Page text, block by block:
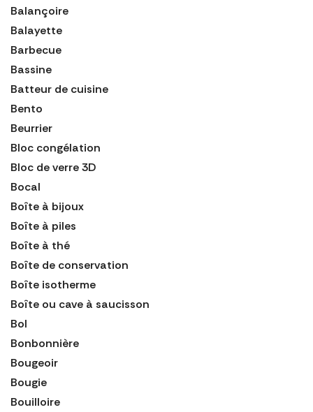
Balançoire
Balayette
Barbecue
Bassine
Batteur de cuisine
Bento
Beurrier
Bloc congélation
Bloc de verre 3D
Bocal
Boîte à bijoux
Boîte à piles
Boîte à thé
Boîte de conservation
Boîte isotherme
Boîte ou cave à saucisson
Bol
Bonbonnière
Bougeoir
Bougie
Bouilloire